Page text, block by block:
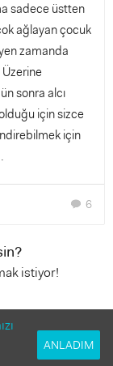
sadece üstten
ağlayan çocuk
zamanda
Üzerine
sonra alcı
için sizce
için
chat 6
istiyor!
ANLADIM